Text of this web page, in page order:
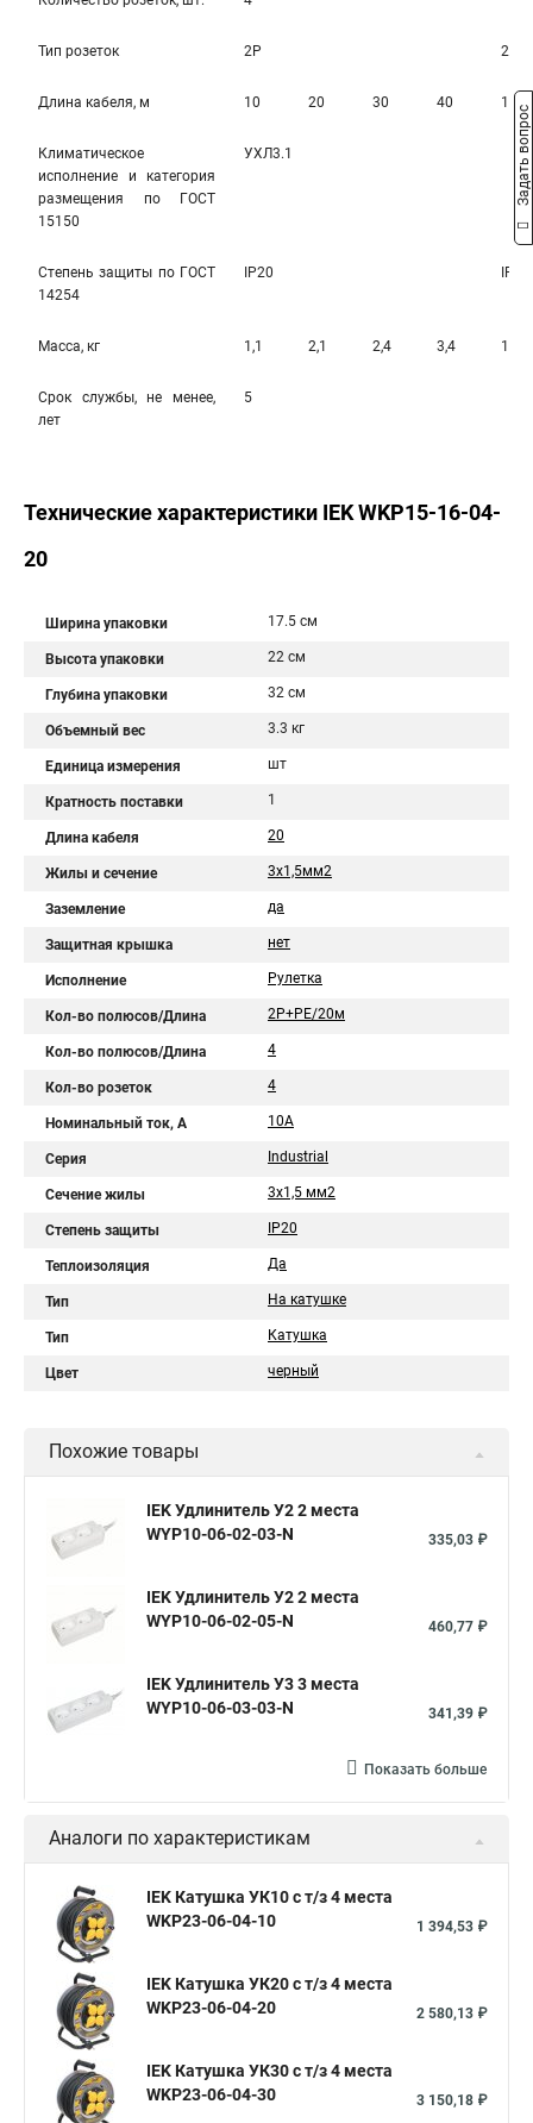
Тип розеток 2Р 2Р+
Длина кабеля, м 10 20 30 40 10
Климатическое
исполнение и категория
размещения по ГОСТ
15150
УХЛ3.1
Степень защиты по ГОСТ
14254
IP20 IP20
Масса, кг 1,1 2,1 2,4 3,4 1,3
Срок службы, не менее,
лет
5
Технические характеристики IEK WKP15-16-04-
20
Ширина упаковки 17.5 см
Высота упаковки 22 см
Глубина упаковки 32 см
Объемный вес 3.3 кг
Единица измерения шт
Кратность поставки 1
Длина кабеля 20
Жилы и сечение 3х1,5мм2
Заземление да
Защитная крышка нет
Исполнение Рулетка
Кол-во полюсов/Длина 2Р+PЕ/20м
Кол-во полюсов/Длина 4
Кол-во розеток 4
Номинальный ток, А 10A
Серия Industrial
Сечение жилы 3х1,5 мм2
Степень защиты IP20
Теплоизоляция Да
Тип На катушке
Тип Катушка
Цвет черный
Похожие товары
IEK Удлинитель У2 2 места
WYP10-06-02-03-N
335,03 ₽
IEK Удлинитель У2 2 места
WYP10-06-02-05-N
460,77 ₽
IEK Удлинитель У3 3 места
WYP10-06-03-03-N
341,39 ₽
Показать больше
Аналоги по характеристикам
IEK Катушка УК10 с т/з 4 места
WKP23-06-04-10
1 394,53 ₽
IEK Катушка УК20 с т/з 4 места
WKP23-06-04-20
2 580,13 ₽
IEK Катушка УК30 с т/з 4 места
WKP23-06-04-30
3 150,18 ₽
Задать вопрос